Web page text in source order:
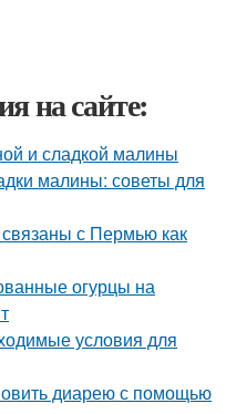
на сайте:
и сладкой малины
малины: советы для
с Пермью как
огурцы на
условия для
диарею с помощью